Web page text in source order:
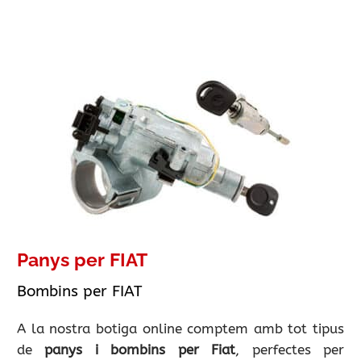
Panys per FIAT
Bombins per FIAT
A la nostra botiga online comptem amb tot tipus
depanys i bombins per Fiat, perfectes per